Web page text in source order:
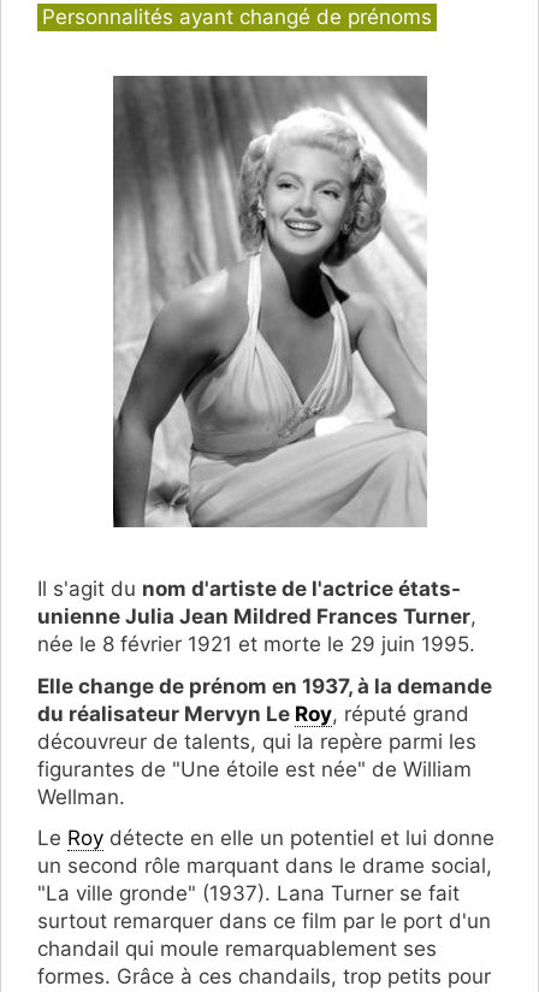
Catégories
Personnalités ayant changé de prénoms
Il s'agit du nom d'artiste de l'actrice états-
unienne Julia Jean Mildred Frances Turner,
née le 8 février 1921 et morte le 29 juin 1995.
Elle change de prénom en 1937, à la demande
du réalisateur Mervyn Le Roy, réputé grand
découvreur de talents, qui la repère parmi les
figurantes de "Une étoile est née" de William
Wellman.
Le Roy détecte en elle un potentiel et lui donne
un second rôle marquant dans le drame social,
"La ville gronde" (1937). Lana Turner se fait
surtout remarquer dans ce film par le port d'un
chandail qui moule remarquablement ses
formes. Grâce à ces chandails, trop petits pour